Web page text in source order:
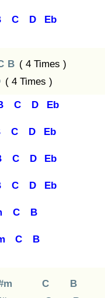
C D Eb
B ( 4 Times )
( 4 Times )
C D Eb
C D Eb
C D Eb
C D Eb
C B
C B
C
B